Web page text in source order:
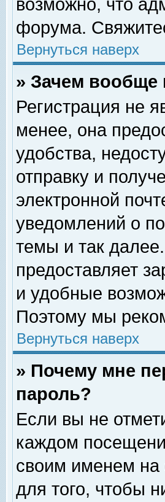
возможно, что
форума.
Вернуться наверх
» Зачем вообще
Регистрация не
менее, она
удобства,
отправку и
электронной
уведомлений о
темы и так
предоставляет
и удобные
Поэтому мы
Вернуться наверх
» Почему мне
пароль?
Если вы не
каждом
своим именем на
для того, чтобы